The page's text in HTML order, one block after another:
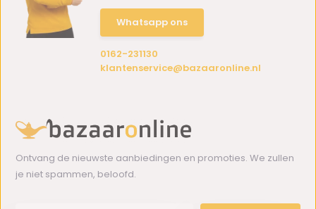
Whatsapp ons
0162-231130
klantenservice@bazaaronline.nl
Ontvang de nieuwste aanbiedingen en promoties. We zullen
je niet spammen, beloofd.